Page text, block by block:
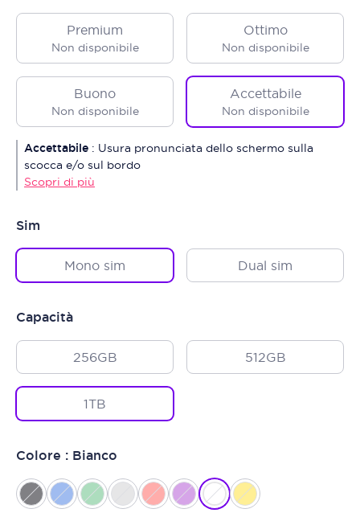
Premium
Non disponibile
Ottimo
Non disponibile
Buono
Non disponibile
Accettabile
Non disponibile
Accettabile : Usura pronunciata dello schermo sulla
scocca e/o sul bordo
Scopri di più
Sim
Mono sim Dual sim
Capacità
256GB 512GB
1TB
Colore : Bianco